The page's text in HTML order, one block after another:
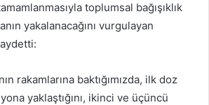
toplumsal bağışıklık
yakalanacağını vurgulayan
rakamlarına baktığımızda, ilk doz
yaklaştığını, ikinci ve üçüncü